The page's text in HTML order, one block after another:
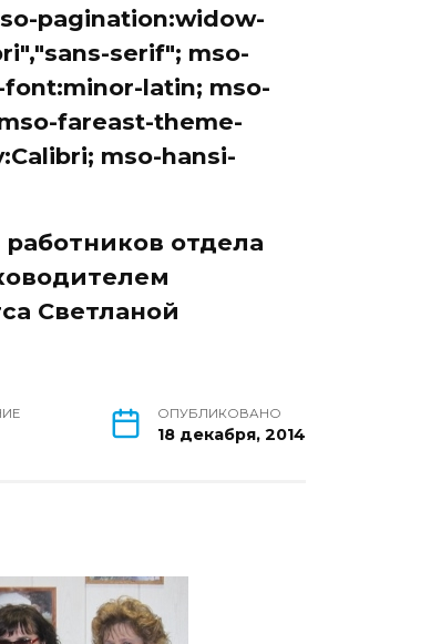
pagination:widow-
serif"; mso-
latin; mso-
fareast-theme-
mso-hansi-
отдела
Светланой
ОПУБЛИКОВАНО
18 декабря, 2014